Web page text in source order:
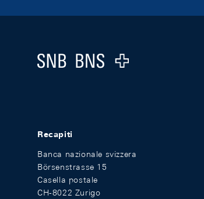
Logo
Recapiti
Banca nazionale svizzera
Börsenstrasse 15
Casella postale
CH-8022 Zurigo